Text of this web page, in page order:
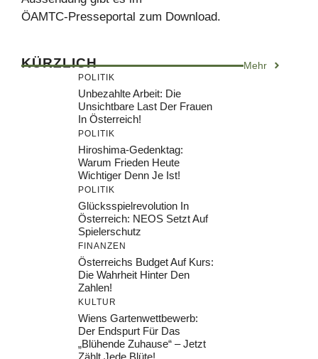
ÖAMTC-Presseportal zum Download.
KÜRZLICH Mehr
POLITIK
Unbezahlte Arbeit: Die
Unsichtbare Last Der Frauen
In Österreich!
POLITIK
Hiroshima-Gedenktag:
Warum Frieden Heute
Wichtiger Denn Je Ist!
POLITIK
Glücksspielrevolution In
Österreich: NEOS Setzt Auf
Spielerschutz
FINANZEN
Österreichs Budget Auf Kurs:
Die Wahrheit Hinter Den
Zahlen!
KULTUR
Wiens Gartenwettbewerb:
Der Endspurt Für Das
„Blühende Zuhause“ – Jetzt
Zählt Jede Blüte!